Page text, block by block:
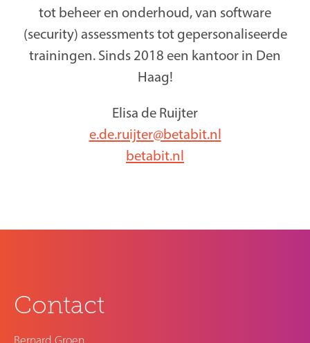
tot beheer en onderhoud, van software
(security) assessments tot gepersonaliseerde
trainingen. Sinds 2018 een kantoor in Den
Haag!
Elisa de Ruijter
e.de.ruijter@betabit.nl
betabit.nl
Contact
Bernard Groen